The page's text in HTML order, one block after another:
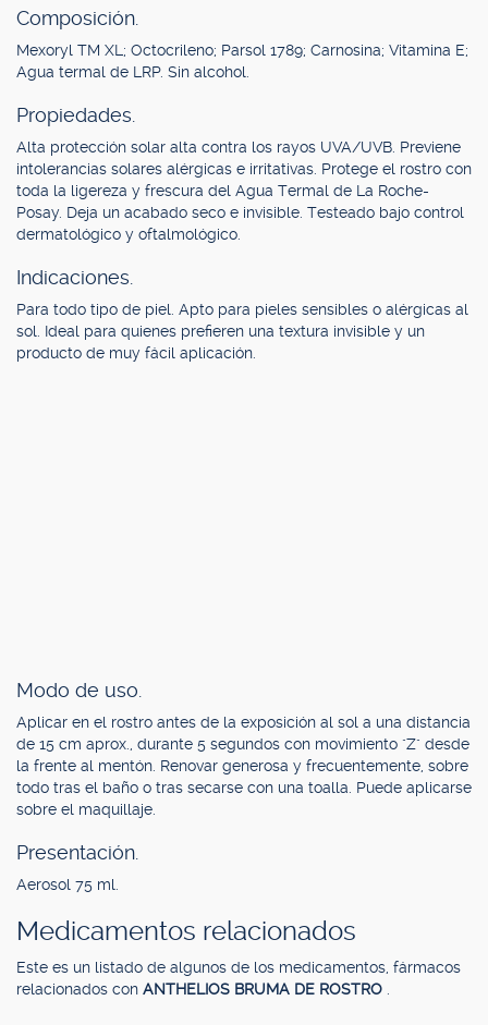
Composición.
Mexoryl TM XL; Octocrileno; Parsol 1789; Carnosina; Vitamina E;
Agua termal de LRP. Sin alcohol.
Propiedades.
Alta protección solar alta contra los rayos UVA/UVB. Previene
intolerancias solares alérgicas e irritativas. Protege el rostro con
toda la ligereza y frescura del Agua Termal de La Roche-
Posay. Deja un acabado seco e invisible. Testeado bajo control
dermatológico y oftalmológico.
Indicaciones.
Para todo tipo de piel. Apto para pieles sensibles o alérgicas al
sol. Ideal para quienes prefieren una textura invisible y un
producto de muy fácil aplicación.
Modo de uso.
Aplicar en el rostro antes de la exposición al sol a una distancia
de 15 cm aprox., durante 5 segundos con movimiento "Z" desde
la frente al mentón. Renovar generosa y frecuentemente, sobre
todo tras el baño o tras secarse con una toalla. Puede aplicarse
sobre el maquillaje.
Presentación.
Aerosol 75 ml.
Medicamentos relacionados
Este es un listado de algunos de los medicamentos, fármacos
relacionados con ANTHELIOS BRUMA DE ROSTRO